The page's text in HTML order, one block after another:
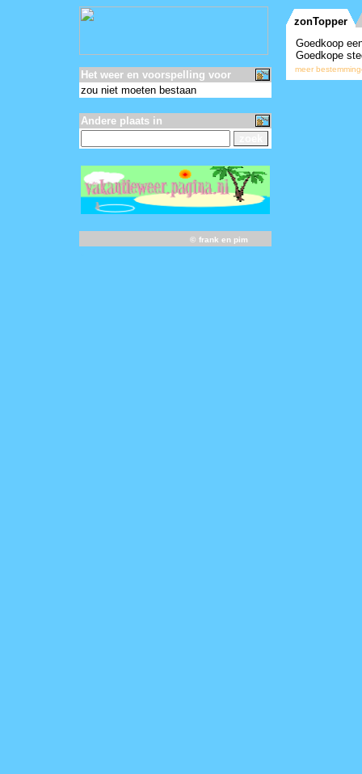
Het weer en voorspelling voor
zou niet moeten bestaan
Andere plaats in
© frank en pim